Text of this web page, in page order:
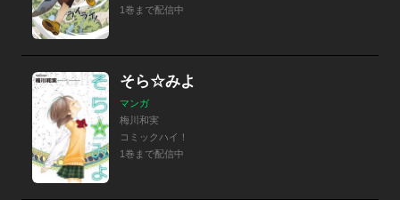
1巻まで配信中
そら☆みよ
マンガ
梅川和実
コミックハイ！
1巻まで配信中